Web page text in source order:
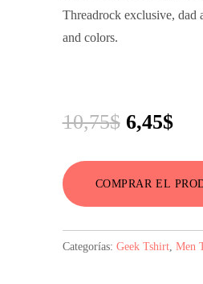
Threadrock exclusive, dad
and colors.
10,75$ El
original
era:
10,75$.
6,45$El
es:
COMPRAR EL
Categorías: Geek Tshirt, Men